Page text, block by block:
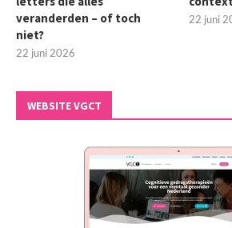
veranderden – of toch
niet?
22 juni 2026
22 juni
WEBSITE VGCT